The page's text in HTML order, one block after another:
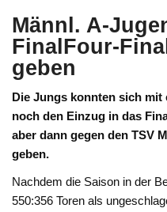
Männl. A-
FinalFour-
geben
Die Jungs konnten sich mit
noch den Einzug in das
aber dann gegen den TSV
geben.
Nachdem die Saison in der
550:356 Toren als